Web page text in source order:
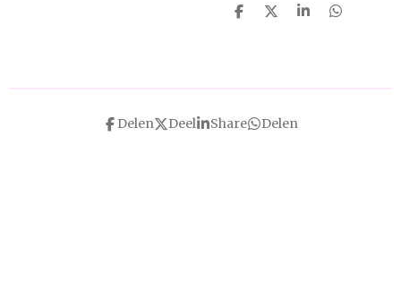
D
D
S
D
Delen Deel Share Delen